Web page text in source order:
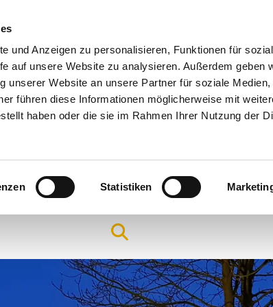
und Anzeigen zu personalisieren, Funktionen für
auf unsere Website zu analysieren. Außerdem geben
unserer Website an unsere Partner für soziale Medien,
führen diese Informationen möglicherweise mit
haben oder die sie im Rahmen Ihrer Nutzung der
Statistiken
& Angebote Hilfe & Seelsorge